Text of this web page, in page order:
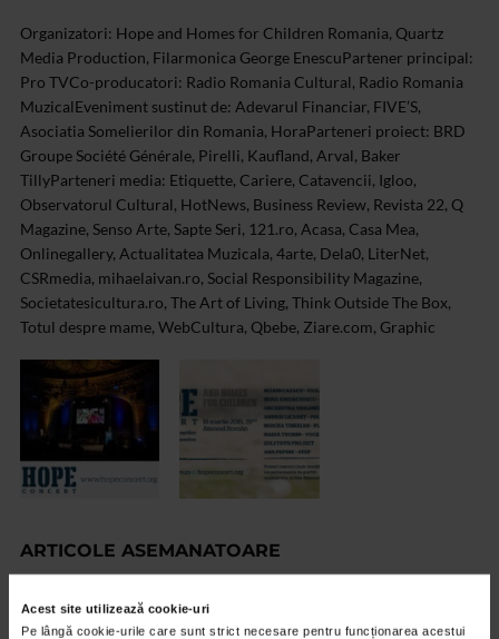
Acest site utilizează cookie-uri
Pe lângă cookie-urile care sunt strict necesare pentru funcționarea acestui
Organizatori: Hope and Homes for Children Romania, Quartz
Media Production, Filarmonica George EnescuPartener principal:
Pro TVCo-producatori: Radio Romania Cultural, Radio Romania
MuzicalEveniment sustinut de: Adevarul Financiar, FIVE’S,
Asociatia Somelierilor din Romania, HoraParteneri proiect: BRD
Groupe Société Générale, Pirelli, Kaufland, Arval, Baker
TillyParteneri media: Etiquette, Cariere, Catavencii, Igloo,
Observatorul Cultural, HotNews, Business Review, Revista 22, Q
Magazine, Senso Arte, Sapte Seri, 121.ro, Acasa, Casa Mea,
Onlinegallery, Actualitatea Muzicala, 4arte, Dela0, LiterNet,
CSRmedia, mihaelaivan.ro, Social Responsibility Magazine,
Societatesicultura.ro, The Art of Living, Think Outside The Box,
Totul despre mame, WebCultura, Qbebe, Ziare.com, Graphic
ARTICOLE ASEMANATOARE